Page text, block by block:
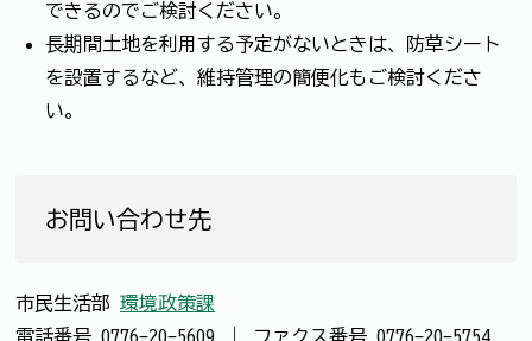
できるのでご検討ください。
長期間土地を利用する予定がないときは、防草シート
を設置するなど、維持管理の簡便化もご検討くださ
い。
お問い合わせ先
市民生活部 環境政策課
電話番号 0776-20-5609 ファクス番号 0776-20-5754